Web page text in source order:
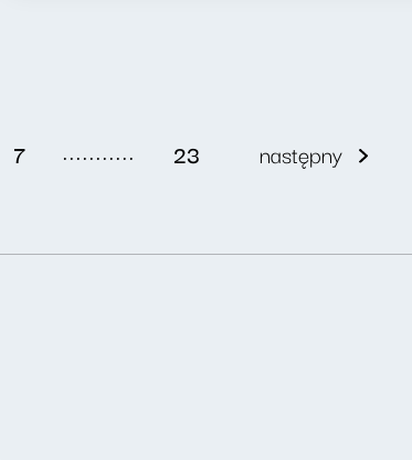
7 ........... 23 następny